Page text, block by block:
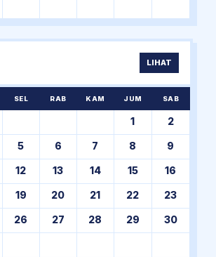
LIHAT
SEL RAB KAM JUM SAB
1 2
5 6 7 8 9
12 13 14 15 16
19 20 21 22 23
26 27 28 29 30